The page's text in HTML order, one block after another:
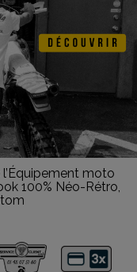
moto
100% Néo-Rétro,